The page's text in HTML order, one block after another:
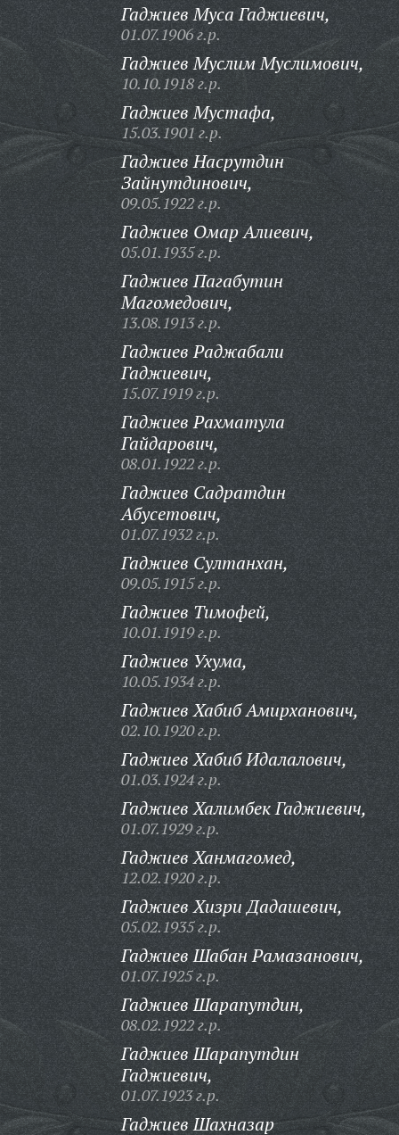
Гаджиев Муса Гаджиевич,
01.07.1906 г.р.
Гаджиев Муслим Муслимович,
10.10.1918 г.р.
Гаджиев Мустафа,
15.03.1901 г.р.
Гаджиев Насрутдин
Зайнутдинович,
09.05.1922 г.р.
Гаджиев Омар Алиевич,
05.01.1935 г.р.
Гаджиев Пагабутин
Магомедович,
13.08.1913 г.р.
Гаджиев Раджабали
Гаджиевич,
15.07.1919 г.р.
Гаджиев Рахматула
Гайдарович,
08.01.1922 г.р.
Гаджиев Садратдин
Абусетович,
01.07.1932 г.р.
Гаджиев Султанхан,
09.05.1915 г.р.
Гаджиев Тимофей,
10.01.1919 г.р.
Гаджиев Ухума,
10.05.1934 г.р.
Гаджиев Хабиб Амирханович,
02.10.1920 г.р.
Гаджиев Хабиб Идалалович,
01.03.1924 г.р.
Гаджиев Халимбек Гаджиевич,
01.07.1929 г.р.
Гаджиев Ханмагомед,
12.02.1920 г.р.
Гаджиев Хизри Дадашевич,
05.02.1935 г.р.
Гаджиев Шабан Рамазанович,
01.07.1925 г.р.
Гаджиев Шарапутдин,
08.02.1922 г.р.
Гаджиев Шарапутдин
Гаджиевич,
01.07.1923 г.р.
Гаджиев Шахназар